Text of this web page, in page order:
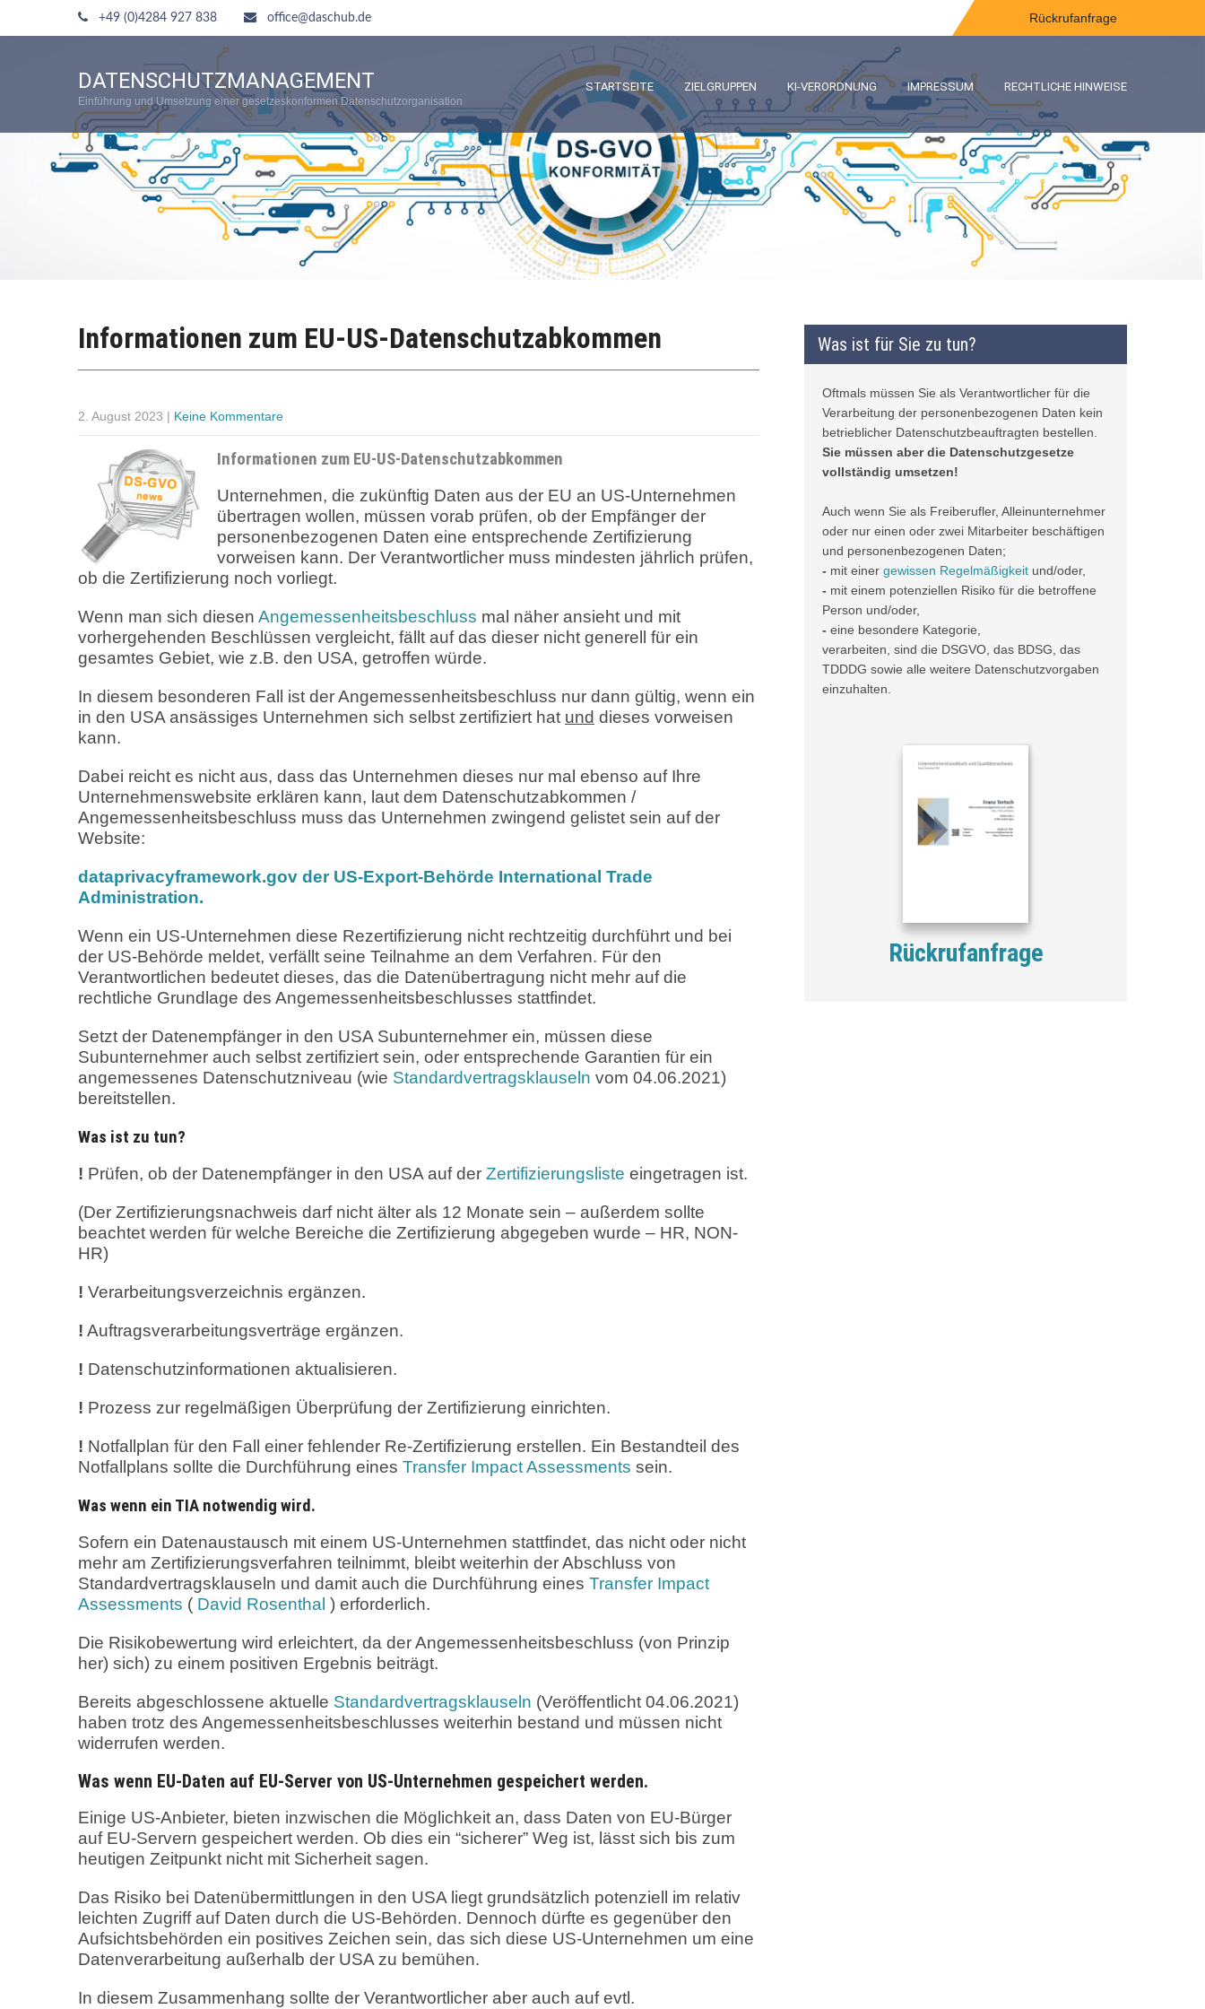
+49 (0)4284 927 838 office@daschub.de Rückrufanfrage
DATENSCHUTZMANAGEMENT
Einführung und Umsetzung einer gesetzeskonformen Datenschutzorganisation
STARTSEITE ZIELGRUPPEN KI-VERORDNUNG IMPRESSUM RECHTLICHE HINWEISE
Informationen zum EU-US-Datenschutzabkommen
2. August 2023 | Keine Kommentare
Informationen zum EU-US-Datenschutzabkommen
Unternehmen, die zukünftig Daten aus der EU an US-Unternehmen
übertragen wollen, müssen vorab prüfen, ob der Empfänger der
personenbezogenen Daten eine entsprechende Zertifizierung
vorweisen kann. Der Verantwortlicher muss mindesten jährlich prüfen,
ob die Zertifizierung noch vorliegt.
Wenn man sich diesen Angemessenheitsbeschluss mal näher ansieht und mit
vorhergehenden Beschlüssen vergleicht, fällt auf das dieser nicht generell für ein
gesamtes Gebiet, wie z.B. den USA, getroffen würde.
In diesem besonderen Fall ist der Angemessenheitsbeschluss nur dann gültig, wenn ein
in den USA ansässiges Unternehmen sich selbst zertifiziert hat und dieses vorweisen
kann.
Dabei reicht es nicht aus, dass das Unternehmen dieses nur mal ebenso auf Ihre
Unternehmenswebsite erklären kann, laut dem Datenschutzabkommen /
Angemessenheitsbeschluss muss das Unternehmen zwingend gelistet sein auf der
Website:
dataprivacyframework.gov der US-Export-Behörde International Trade
Administration.
Wenn ein US-Unternehmen diese Rezertifizierung nicht rechtzeitig durchführt und bei
der US-Behörde meldet, verfällt seine Teilnahme an dem Verfahren. Für den
Verantwortlichen bedeutet dieses, das die Datenübertragung nicht mehr auf die
rechtliche Grundlage des Angemessenheitsbeschlusses stattfindet.
Setzt der Datenempfänger in den USA Subunternehmer ein, müssen diese
Subunternehmer auch selbst zertifiziert sein, oder entsprechende Garantien für ein
angemessenes Datenschutzniveau (wie Standardvertragsklauseln vom 04.06.2021)
bereitstellen.
Was ist zu tun?
! Prüfen, ob der Datenempfänger in den USA auf der Zertifizierungsliste eingetragen ist.
(Der Zertifizierungsnachweis darf nicht älter als 12 Monate sein – außerdem sollte
beachtet werden für welche Bereiche die Zertifizierung abgegeben wurde – HR, NON-
HR)
! Verarbeitungsverzeichnis ergänzen.
! Auftragsverarbeitungsverträge ergänzen.
! Datenschutzinformationen aktualisieren.
! Prozess zur regelmäßigen Überprüfung der Zertifizierung einrichten.
! Notfallplan für den Fall einer fehlender Re-Zertifizierung erstellen. Ein Bestandteil des
Notfallplans sollte die Durchführung eines Transfer Impact Assessments sein.
Was wenn ein TIA notwendig wird.
Sofern ein Datenaustausch mit einem US-Unternehmen stattfindet, das nicht oder nicht
mehr am Zertifizierungsverfahren teilnimmt, bleibt weiterhin der Abschluss von
Standardvertragsklauseln und damit auch die Durchführung eines Transfer Impact
Assessments ( David Rosenthal ) erforderlich.
Die Risikobewertung wird erleichtert, da der Angemessenheitsbeschluss (von Prinzip
her) sich) zu einem positiven Ergebnis beiträgt.
Bereits abgeschlossene aktuelle Standardvertragsklauseln (Veröffentlicht 04.06.2021)
haben trotz des Angemessenheitsbeschlusses weiterhin bestand und müssen nicht
widerrufen werden.
Was wenn EU-Daten auf EU-Server von US-Unternehmen gespeichert werden.
Einige US-Anbieter, bieten inzwischen die Möglichkeit an, dass Daten von EU-Bürger
auf EU-Servern gespeichert werden. Ob dies ein “sicherer” Weg ist, lässt sich bis zum
heutigen Zeitpunkt nicht mit Sicherheit sagen.
Das Risiko bei Datenübermittlungen in den USA liegt grundsätzlich potenziell im relativ
leichten Zugriff auf Daten durch die US-Behörden. Dennoch dürfte es gegenüber den
Aufsichtsbehörden ein positives Zeichen sein, das sich diese US-Unternehmen um eine
Datenverarbeitung außerhalb der USA zu bemühen.
In diesem Zusammenhang sollte der Verantwortlicher aber auch auf evtl.
Was ist für Sie zu tun?
Oftmals müssen Sie als Verantwortlicher für die
Verarbeitung der personenbezogenen Daten kein
betrieblicher Datenschutzbeauftragten bestellen.
Sie müssen aber die Datenschutzgesetze
vollständig umsetzen!
Auch wenn Sie als Freiberufler, Alleinunternehmer
oder nur einen oder zwei Mitarbeiter beschäftigen
und personenbezogenen Daten;
- mit einer gewissen Regelmäßigkeit und/oder,
- mit einem potenziellen Risiko für die betroffene
Person und/oder,
- eine besondere Kategorie,
verarbeiten, sind die DSGVO, das BDSG, das
TDDDG sowie alle weitere Datenschutzvorgaben
einzuhalten.
Rückrufanfrage